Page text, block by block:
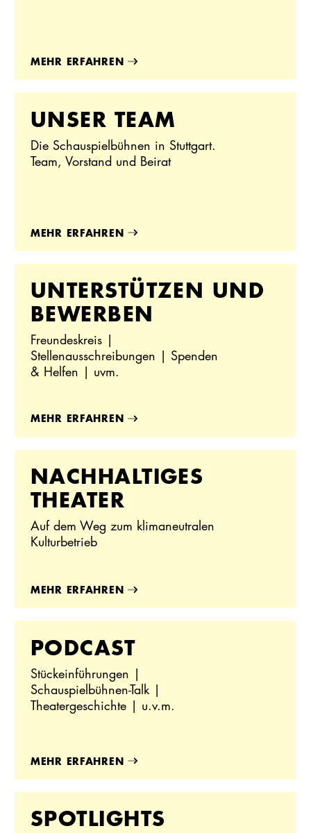
MEHR ERFAHREN
UNSER TEAM
Die Schauspielbühnen in Stuttgart.
Team, Vorstand und Beirat
MEHR ERFAHREN
UNTERSTÜTZEN UND
BEWERBEN
Freundeskreis |
Stellenausschreibungen | Spenden
& Helfen | uvm.
MEHR ERFAHREN
NACHHALTIGES
THEATER
Auf dem Weg zum klimaneutralen
Kulturbetrieb
MEHR ERFAHREN
PODCAST
Stückeinführungen |
Schauspielbühnen-Talk |
Theatergeschichte | u.v.m.
MEHR ERFAHREN
SPOTLIGHTS